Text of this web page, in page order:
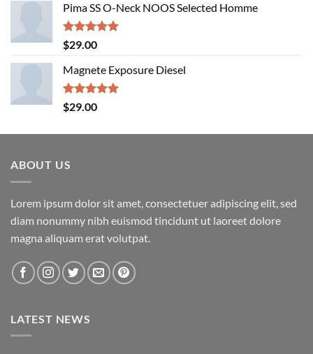
was:
$29.00.
is:
Pima SS O-Neck NOOS Selected Homme
Rated5.00
out of 5
$29.00
Magnete Exposure Diesel
Rated5.00
out of 5
$29.00
ABOUT US
Lorem ipsum dolor sit amet, consectetuer adipiscing elit, sed
diam nonummy nibh euismod tincidunt ut laoreet dolore
magna aliquam erat volutpat.
LATEST NEWS